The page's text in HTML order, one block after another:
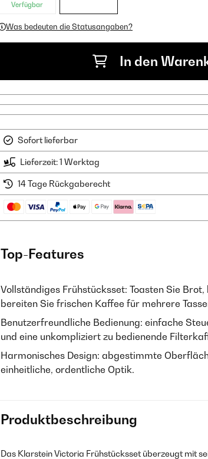
Verfügbar
Was bedeuten die Statusangaben?
In den
Sofort lieferbar
Lieferzeit: 1 Werktag
14 Tage Rückgaberecht
Top-Features
Vollständiges Frühstücksset: Toasten Sie Brot,
bereiten Sie frischen Kaffee für mehrere
Benutzerfreundliche Bedienung: einfache
und eine unkompliziert zu bedienende
Harmonisches Design: abgestimmte
einheitliche, ordentliche Optik.
Produktbeschreibung
Das Klarstein Victoria Frühstücksset überzeugt mit